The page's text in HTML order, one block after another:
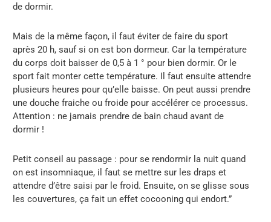
de dormir.
Mais de la même façon, il faut éviter de faire du sport
après 20 h, sauf si on est bon dormeur. Car la température
du corps doit baisser de 0,5 à 1 ° pour bien dormir. Or le
sport fait monter cette température. Il faut ensuite attendre
plusieurs heures pour qu’elle baisse. On peut aussi prendre
une douche fraiche ou froide pour accélérer ce processus.
Attention : ne jamais prendre de bain chaud avant de
dormir !
Petit conseil au passage : pour se rendormir la nuit quand
on est insomniaque, il faut se mettre sur les draps et
attendre d’être saisi par le froid. Ensuite, on se glisse sous
les couvertures, ça fait un effet cocooning qui endort.”